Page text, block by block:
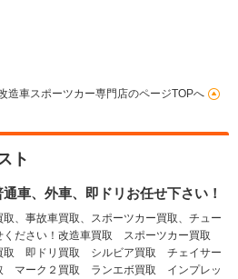
車スポーツカー専門店のページTOPへ
ト
車、外車、即ドリお任せ下さい！
、事故車買取、スポーツカー買取、チュー
ください！改造車買取 スポーツカー買取
取 即ドリ買取 シルビア買取 チェイサー
マーク２買取 ランエボ買取 インプレッ